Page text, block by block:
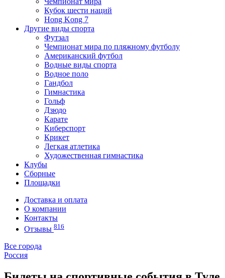
Кубок шести наций
Hong Kong 7
Другие виды спорта
Футзал
Чемпионат мира по пляжному футболу
Американский футбол
Водные виды спорта
Водное поло
Гандбол
Гимнастика
Гольф
Дзюдо
Карате
Киберспорт
Крикет
Легкая атлетика
Художественная гимнастика
Клубы
Сборные
Площадки
Доставка и оплата
О компании
Контакты
Отзывы 816
Все города
Россия